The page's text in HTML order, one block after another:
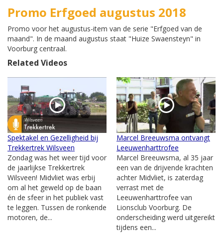
Promo Erfgoed augustus 2018
Promo voor het augustus-item van de serie "Erfgoed van de
maand". In de maand augustus staat "Huize Swaensteyn" in
Voorburg centraal.
Related Videos
Spektakel en Gezelligheid bij
Trekkertrek Wilsveen
Zondag was het weer tijd voor
de jaarlijkse Trekkertrek
Wilsveen! Midvliet was erbij
om al het geweld op de baan
én de sfeer in het publiek vast
te leggen. Tussen de ronkende
motoren, de...
Marcel Breeuwsma ontvangt
Leeuwenharttrofee
Marcel Breeuwsma, al 35 jaar
een van de drijvende krachten
achter Midvliet, is zaterdag
verrast met de
Leeuwenharttrofee van
Lionsclub Voorburg. De
onderscheiding werd uitgereikt
tijdens een...